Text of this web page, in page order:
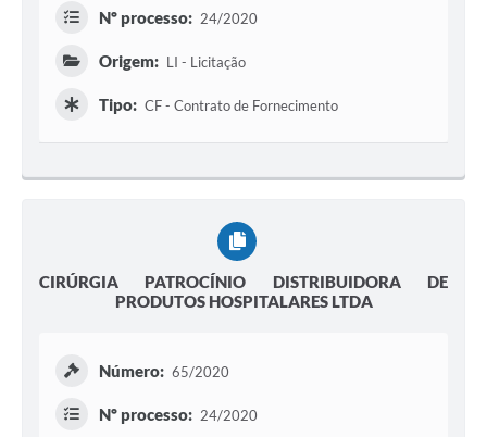
Nº processo: 24/2020
Origem: LI - Licitação
Tipo: CF - Contrato de Fornecimento
CIRÚRGIA PATROCÍNIO DISTRIBUIDORA DE
PRODUTOS HOSPITALARES LTDA
Número: 65/2020
Nº processo: 24/2020